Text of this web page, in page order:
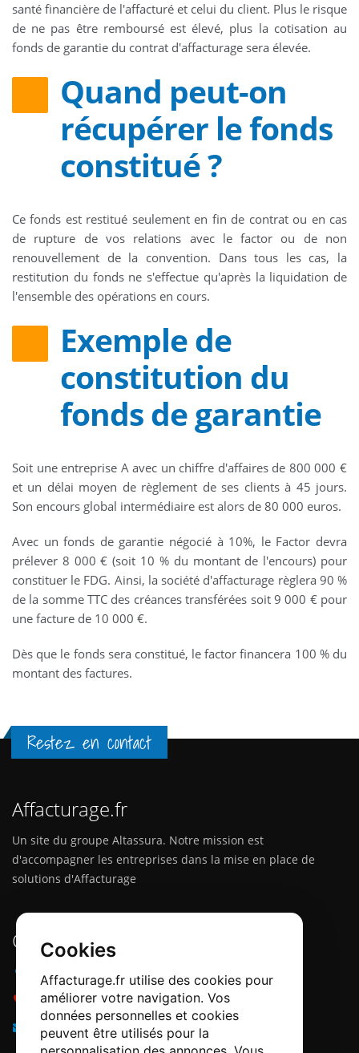
Cookies
Affacturage.fr utilise des cookies pour
améliorer votre navigation. Vos
données personnelles et cookies
peuvent être utilisés pour la
santé financière de l'affacturé et celui du client. Plus le risque
de ne pas être remboursé est élevé, plus la cotisation au
fonds de garantie du contrat d'affacturage sera élevée.
Quand peut-on
récupérer le fonds
constitué ?
Ce fonds est restitué seulement en fin de contrat ou en cas
de rupture de vos relations avec le factor ou de non
renouvellement de la convention. Dans tous les cas, la
restitution du fonds ne s'effectue qu'après la liquidation de
l'ensemble des opérations en cours.
Exemple de
constitution du
fonds de garantie
Soit une entreprise A avec un chiffre d'affaires de 800 000 €
et un délai moyen de règlement de ses clients à 45 jours.
Son encours global intermédiaire est alors de 80 000 euros.
Avec un fonds de garantie négocié à 10%, le Factor devra
prélever 8 000 € (soit 10 % du montant de l'encours) pour
constituer le FDG. Ainsi, la société d'affacturage règlera 90 %
de la somme TTC des créances transférées soit 9 000 € pour
une facture de 10 000 €.
Dès que le fonds sera constitué, le factor financera 100 % du
montant des factures.
Restez en contact
Affacturage.fr
Un site du groupe Altassura. Notre mission est
d'accompagner les entreprises dans la mise en place de
solutions d'Affacturage
Contactez-nous
Adresse :
12 Quai Papacino, 06300 Nice
Téléphone :0184218540
info@affacturage.fr